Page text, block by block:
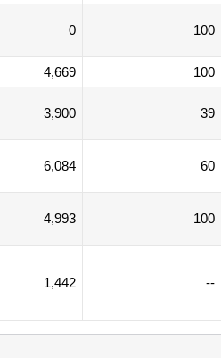
0 100
4,669 100
3,900 39
6,084 60
4,993 100
1,442 --